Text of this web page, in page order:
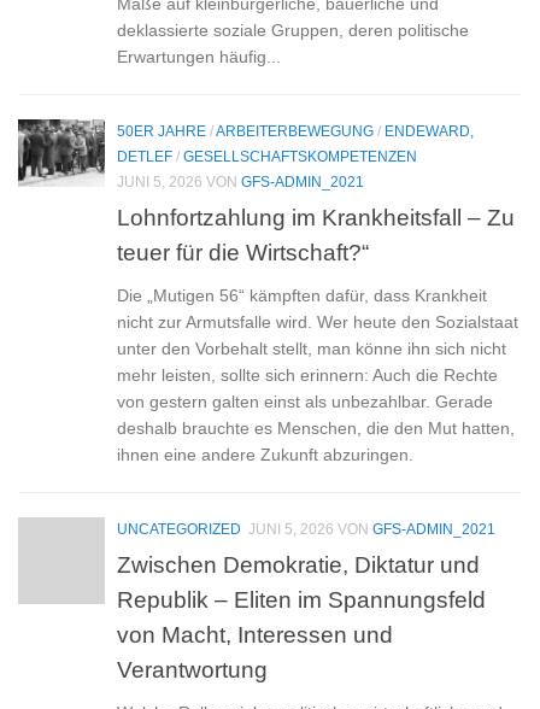
Maße auf kleinbürgerliche, bäuerliche und
deklassierte soziale Gruppen, deren politische
Erwartungen häufig...
50ER JAHRE /ARBEITERBEWEGUNG / ENDEWARD,
DETLEF / GESELLSCHAFTSKOMPETENZEN
JUNI 5, 2026 VON GFS-ADMIN_2021
Lohnfortzahlung im Krankheitsfall – Zu
teuer für die Wirtschaft?“
Die „Mutigen 56“ kämpften dafür, dass Krankheit
nicht zur Armutsfalle wird. Wer heute den Sozialstaat
unter den Vorbehalt stellt, man könne ihn sich nicht
mehr leisten, sollte sich erinnern: Auch die Rechte
von gestern galten einst als unbezahlbar. Gerade
deshalb brauchte es Menschen, die den Mut hatten,
ihnen eine andere Zukunft abzuringen.
UNCATEGORIZED JUNI 5, 2026 VON GFS-ADMIN_2021
Zwischen Demokratie, Diktatur und
Republik – Eliten im Spannungsfeld
von Macht, Interessen und
Verantwortung